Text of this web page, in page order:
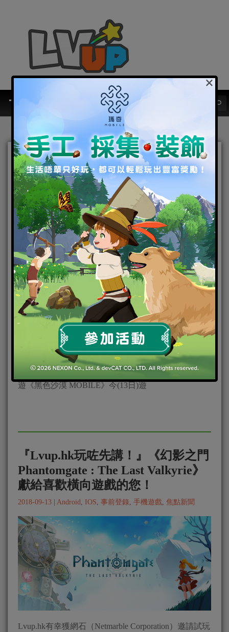
Android
《黑色沙漠 MOBILE》更新公會
戰、不法者模式及魔力刻印系統等
多項遊戲內容
2018-09-14|Android,IOS, 手機遊戲,焦點新聞
韓國知名開發商PEARL ABYSS旗下多人MMORPG手
遊《黑色沙漠 MOBILE》今(13日)遊
『Lvup.hk玩咗先講！』《幻影之門
Phantomgate : The Last Valkyrie》
獻給喜歡橫向遊戲的您！
2018-09-13 Android, IOS, 事前登錄, 手機遊戲, 焦點新聞
Lvup.hk有幸獲網石（Netmarble Corporation）邀請試玩
×